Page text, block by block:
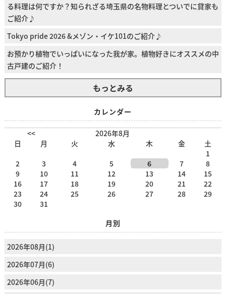
る料理は何ですか？知られざる埼玉県の名物料理とついでに貸家も
ご紹介♪
Tokyo pride 2026 &メゾン・イケ101のご紹介♪
お預かり植物でいっぱいになった我が家。植物好きにオススメの中
古戸建のご紹介！
もっとみる
カレンダー
<<
2026年8月
日
月 火 水 木 金
土
1
2
3 4 5 6 7
8
9
10 11 12 13 14
15
16
17 18 19 20 21
22
23
24 25 26 27 28
29
30
31
月別
2026年08月(1)
2026年07月(6)
2026年06月(7)